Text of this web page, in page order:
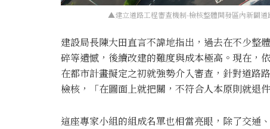
▲建立道路工程審查機制-檢核整體開發區內新闢道
建設局長陳大田直言不諱地指出，過去在不少整
碎等遺憾，後續改建的難度與成本極高。現在，
在都市計畫擬定之初就強勢介入審查，針對道路
檢核，「在圖面上就把關，不符合人本原則就退件
這座專家小組的組成名單也相當亮眼，除了交通